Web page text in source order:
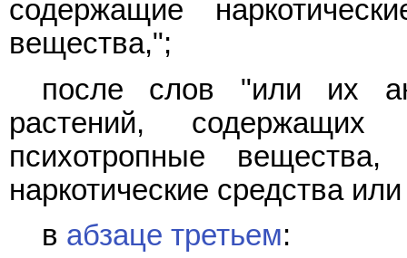
содержащие
вещества,";
после слов "или их
растений, содержащих
психотропные
наркотические средства
в абзаце третьем: